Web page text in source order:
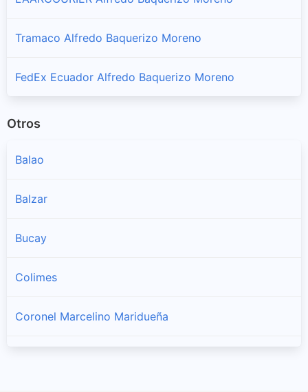
Tramaco Alfredo Baquerizo Moreno
FedEx Ecuador Alfredo Baquerizo Moreno
Otros
Balao
Balzar
Bucay
Colimes
Coronel Marcelino Maridueña